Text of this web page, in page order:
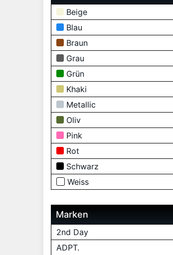
Beige
Blau
Braun
Grau
Grün
Khaki
Metallic
Oliv
Pink
Rot
Schwarz
Weiss
Marken
2nd Day
ADPT.